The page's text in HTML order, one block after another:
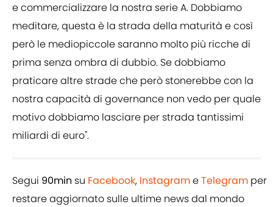
e commercializzare la nostra serie A. Dobbiamo
meditare, questa è la strada della maturità e così
però le mediopiccole saranno molto più ricche di
prima senza ombra di dubbio. Se dobbiamo
praticare altre strade che però stonerebbe con la
nostra capacità di governance non vedo per quale
motivo dobbiamo lasciare per strada tantissimi
miliardi di euro".
Segui 90min su Facebook, InstagrameTelegram per
restare aggiornato sulle ultime news dal mondo